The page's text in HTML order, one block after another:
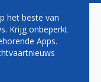
het beste van
Krijg onbeperkt
Apps.